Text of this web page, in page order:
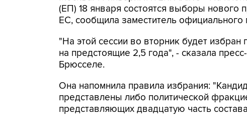
(ЕП) 18 января состоятся выборы нового
ЕС, сообщила заместитель
"На этой сессии во вторник будет
на предстоящие 2,5 года", - сказала
Брюсселе.
Она напомнила правила избрания:
представлены либо политической
представляющих двадцатую часть